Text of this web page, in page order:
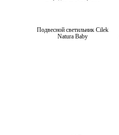
Подвесной светильник Cilek
Natura Baby